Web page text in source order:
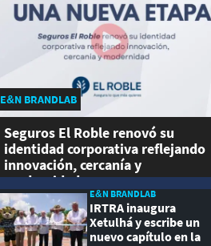
E&N BRANDLAB
Seguros El Roble renovó su
identidad corporativa reflejando
innovación, cercanía y
modernidad
E&N BRANDLAB
IRTRA inaugura
Xetulhá y escribe un
nuevo capítulo en la